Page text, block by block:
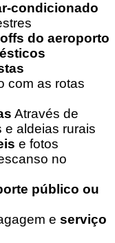
condicionado
do aeroporto
com as rotas
Através de
e aldeias rurais
e fotos
no
público ou
e serviço